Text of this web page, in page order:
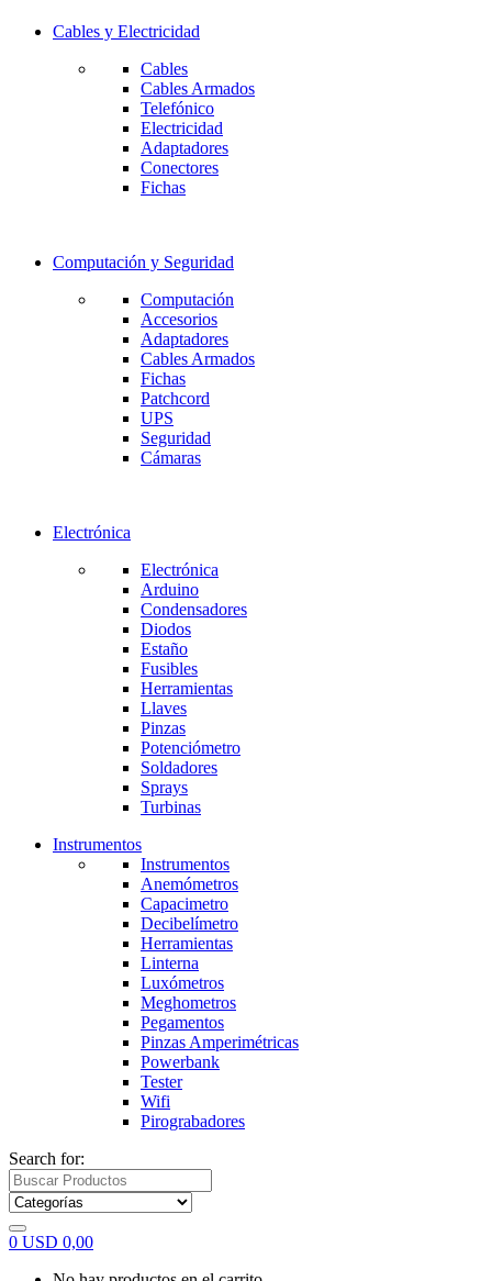
Cables y Electricidad
Cables
Cables Armados
Telefónico
Electricidad
Adaptadores
Conectores
Fichas
Computación y Seguridad
Computación
Accesorios
Adaptadores
Cables Armados
Fichas
Patchcord
UPS
Seguridad
Cámaras
Electrónica
Electrónica
Arduino
Condensadores
Diodos
Estaño
Fusibles
Herramientas
Llaves
Pinzas
Potenciómetro
Soldadores
Sprays
Turbinas
Instrumentos
Instrumentos
Anemómetros
Capacimetro
Decibelímetro
Herramientas
Linterna
Luxómetros
Meghometros
Pegamentos
Pinzas Amperimétricas
Powerbank
Tester
Wifi
Pirograbadores
Search for:
0 USD 0,00